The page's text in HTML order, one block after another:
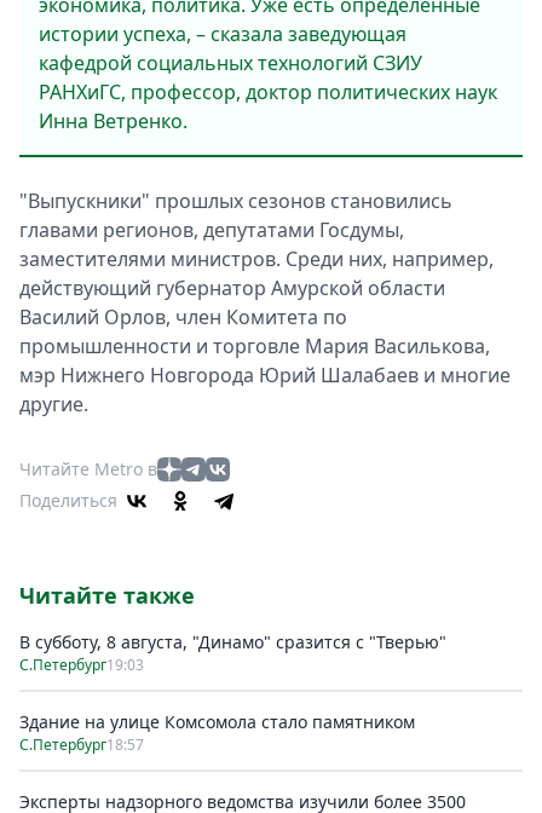
истории успеха, – сказала заведующая
кафедрой социальных технологий СЗИУ
РАНХиГС, профессор, доктор политических наук
Инна Ветренко.
"Выпускники" прошлых сезонов становились
главами регионов, депутатами Госдумы,
заместителями министров. Среди них, например,
действующий губернатор Амурской области
Василий Орлов, член Комитета по
промышленности и торговле Мария Василькова,
мэр Нижнего Новгорода Юрий Шалабаев и многие
другие.
Читайте Metro в
Поделиться
Читайте также
В субботу, 8 августа, "Динамо" сразится с "Тверью"
С.Петербург19:03
Здание на улице Комсомола стало памятником
С.Петербург18:57
Эксперты надзорного ведомства изучили более 3500